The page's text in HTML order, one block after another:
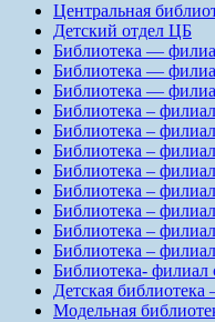
Центральная
Детский отдел ЦБ
Библиотека —
Библиотека —
Библиотека —
Библиотека –
Библиотека –
Библиотека –
Библиотека –
Библиотека –
Библиотека –
Библиотека –
Библиотека –
Библиотека-
Детская
Модельная